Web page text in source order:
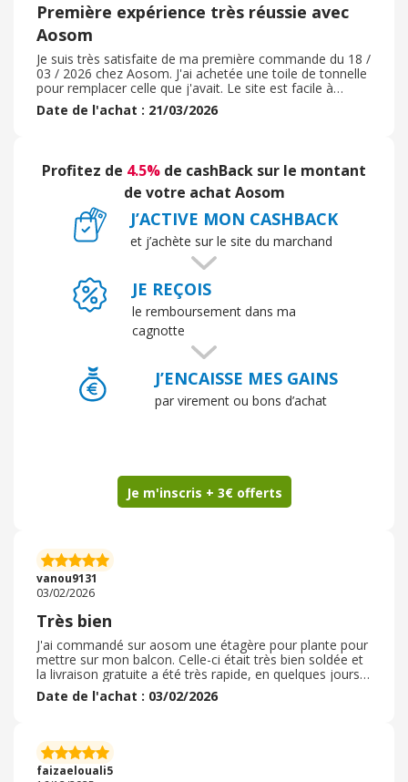
Première expérience très réussie avec
Aosom
Je suis très satisfaite de ma première commande du 18 /
03 / 2026 chez Aosom. J'ai achetée une toile de tonnelle
pour remplacer celle que j'avait. Le site est facile à
utiliser, avec un large choix de produits à des prix
attractifs. La livraison a été rapide et le colis est arrivé en
est également réactif et professionnel. C’est une
excellente première expérience, je n’hésiterai pas à
recommander et à commander à nouveau.
Date de l'achat : 21/03/2026
Profitez de 4.5% de cashBack sur le montant
de votre achat Aosom
J’ACTIVE MON CASHBACK
et j’achète sur le site du marchand
JE REÇOIS
le remboursement dans ma
cagnotte
J’ENCAISSE MES GAINS
par virement ou bons d’achat
Je m'inscris + 3€ offerts
vanou9131
03/02/2026
Très bien
J'ai commandé sur aosom une étagère pour plante pour
mettre sur mon balcon. Celle-ci était très bien soldée et
la livraison gratuite a été très rapide, en quelques jours
seulement. Le colis était bien emballé et la notice de
montage était claire. L'étagère semble de bonne qualité
ne connaissais pas ce site avant, je n'hésiterai pas à
recommander de nouveau dessus si l'occasion se
présente.
Date de l'achat : 03/02/2026
faizaelouali5